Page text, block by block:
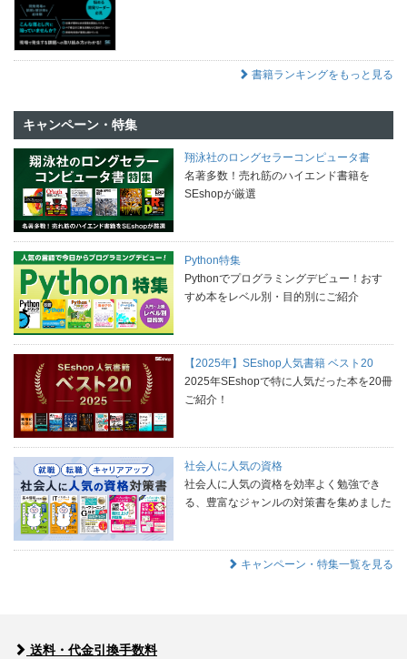
書籍ランキングをもっと見る
キャンペーン・特集
翔泳社のロングセラーコンピュータ書
名著多数！売れ筋のハイエンド書籍を
SEshopが厳選
Python特集
Pythonでプログラミングデビュー！おす
すめ本をレベル別・目的別にご紹介
【2025年】SEshop人気書籍 ベスト20
2025年SEshopで特に人気だった本を20冊
ご紹介！
社会人に人気の資格
社会人に人気の資格を効率よく勉強でき
る、豊富なジャンルの対策書を集めました
キャンペーン・特集一覧を見る
送料・代金引換手数料